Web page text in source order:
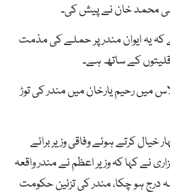
علی محمد خان نے پیش کی۔
کہ یہ ایوان مندر پر حملے کی مذمت
کے ساتھ ہے۔
میں رحیم یارخان میں مندر کی توڑ
خیال کرتے ہوئے وفاقی وزیر برائے
نے کہا کہ وزیر اعظم نے مندر واقعہ
درج ہو چکا، مندر کی تزئین حکومت